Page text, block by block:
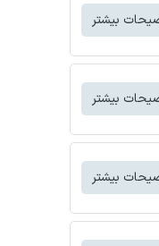
بیشتر
بیشتر
بیشتر